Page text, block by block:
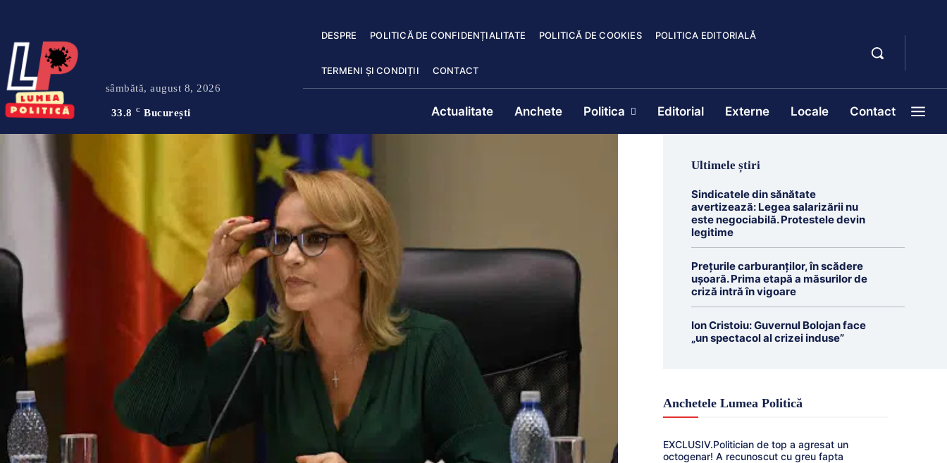
sâmbătă, august 8, 2026
33.8 C București
DESPRE POLITICĂ DE CONFIDENȚIALITATE POLITICĂ DE COOKIES POLITICA EDITORIALĂ
TERMENI ȘI CONDIȚII CONTACT
Actualitate Anchete Politica Editorial Externe Locale Contact
Ultimele știri
Sindicatele din sănătate
avertizează: Legea salarizării nu
este negociabilă. Protestele devin
legitime
Prețurile carburanților, în scădere
ușoară. Prima etapă a măsurilor de
criză intră în vigoare
Ion Cristoiu: Guvernul Bolojan face
„un spectacol al crizei induse”
Anchetele Lumea Politică
EXCLUSIV.Politician de top a agresat un
octogenar! A recunoscut cu greu fapta